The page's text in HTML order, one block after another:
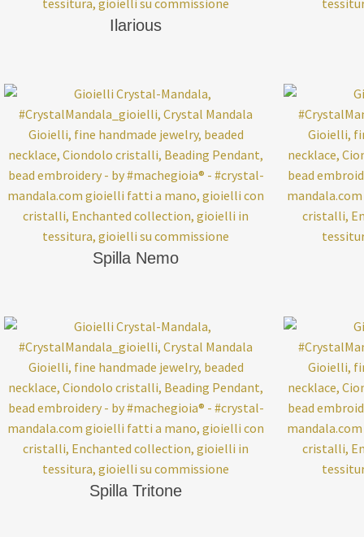
Ilarious
Spilla Nemo
Spilla Tritone